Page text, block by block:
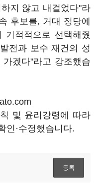
지 않고 내걸었다"라
후보를, 거대 정당에
기적적으로 선택해줬
전과 보수 재건의 성
겠다"라고 강조했습
및 윤리강령에 따라
인·수정했습니다.